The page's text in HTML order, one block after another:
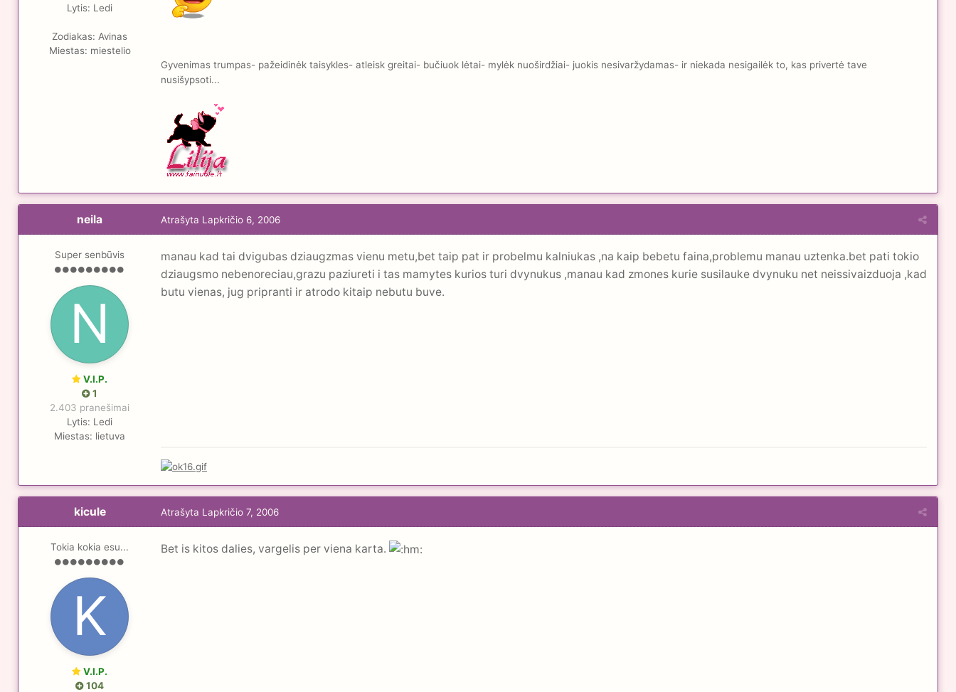
Lytis: Ledi
Zodiakas: Avinas
Miestas: miestelio
Gyvenimas trumpas- pažeidinėk taisykles- atleisk greitai- bučiuok lėtai- mylėk nuoširdžiai- juokis nesivaržydamas- ir niekada nesigailėk to, kas privertė tave
nusišypsoti...
neila
Super senbūvis
V.I.P.
1
2.403 pranešimai
Lytis: Ledi
Miestas: lietuva
Atrašyta Lapkričio 6, 2006
manau kad tai dvigubas dziaugzmas vienu metu,bet taip pat ir probelmu kalniukas ,na kaip bebetu faina,problemu manau uztenka.bet pati tokio
dziaugsmo nebenoreciau,grazu paziureti i tas mamytes kurios turi dvynukus ,manau kad zmones kurie susilauke dvynuku net neissivaizduoja ,kad
butu vienas, jug pripranti ir atrodo kitaip nebutu buve.
kicule
Tokia kokia esu...
V.I.P.
104
Atrašyta Lapkričio 7, 2006
Bet is kitos dalies, vargelis per viena karta.